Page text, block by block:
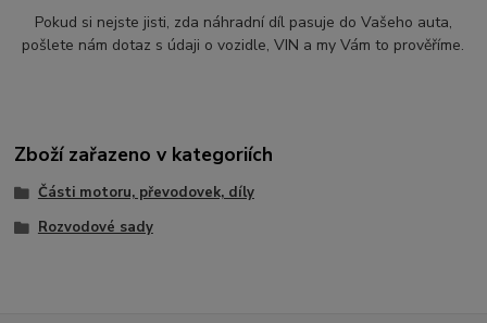
Pokud si nejste jisti, zda náhradní díl pasuje do Vašeho auta,
pošlete nám dotaz s údaji o vozidle, VIN a my Vám to prověříme.
Zboží zařazeno v kategoriích
Části motoru, převodovek, díly
Rozvodové sady